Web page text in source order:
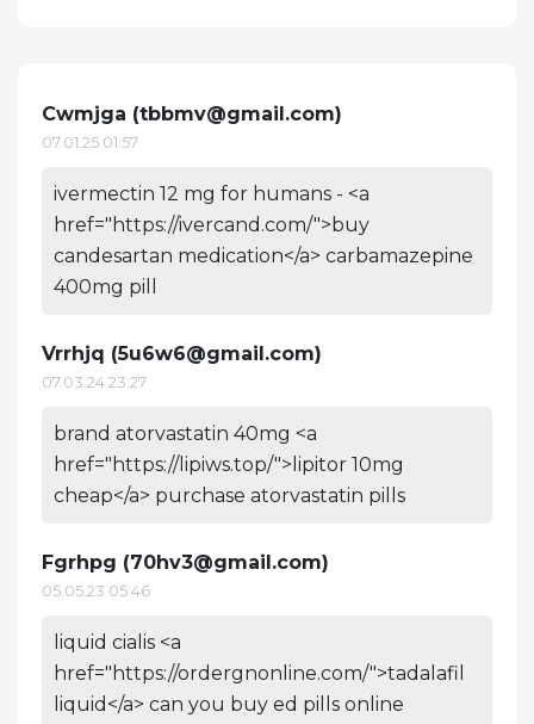
Cwmjga (tbbmv@gmail.com)
07.01.25 01:57
ivermectin 12 mg for humans - <a
href="https://ivercand.com/">buy
candesartan medication</a> carbamazepine
400mg pill
Vrrhjq (5u6w6@gmail.com)
07.03.24 23:27
brand atorvastatin 40mg <a
href="https://lipiws.top/">lipitor 10mg
cheap</a> purchase atorvastatin pills
Fgrhpg (70hv3@gmail.com)
05.05.23 05:46
liquid cialis <a
href="https://ordergnonline.com/">tadalafil
liquid</a> can you buy ed pills online